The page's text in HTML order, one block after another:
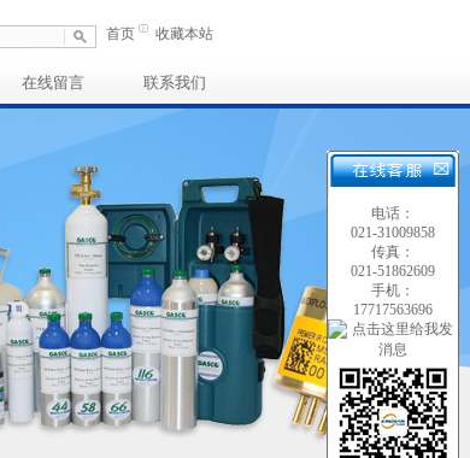
首页 收藏本站
在线留言 联系我们
电话：
021-31009858
传真：
021-51862609
手机：
17717563696